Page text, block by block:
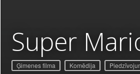
Super
Ģimenes filma Komēdija